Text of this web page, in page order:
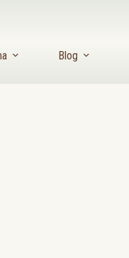
Blog